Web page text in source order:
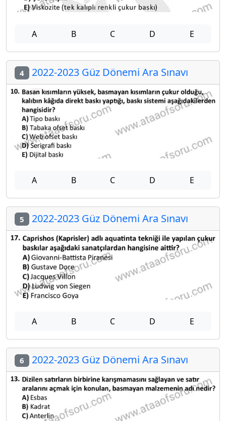
A B C D E
4 2022-2023 Güz Dönemi Ara Sınavı
A B C D E
5 2022-2023 Güz Dönemi Ara Sınavı
A B C D E
6 2022-2023 Güz Dönemi Ara Sınavı